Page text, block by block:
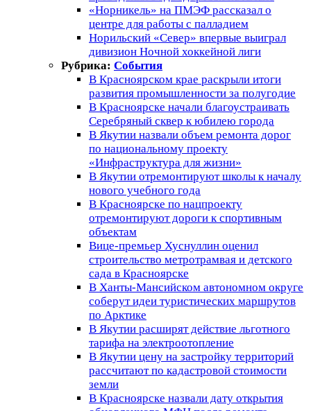
«Норникель» на ПМЭФ рассказал о
центре для работы с палладием
Норильский «Север» впервые выиграл
дивизион Ночной хоккейной лиги
Рубрика: События
В Красноярском крае раскрыли итоги
развития промышленности за полугодие
В Красноярске начали благоустраивать
Серебряный сквер к юбилею города
В Якутии назвали объем ремонта дорог
по национальному проекту
«Инфраструктура для жизни»
В Якутии отремонтируют школы к началу
нового учебного года
В Красноярске по нацпроекту
отремонтируют дороги к спортивным
объектам
Вице-премьер Хуснуллин оценил
строительство метротрамвая и детского
сада в Красноярске
В Ханты-Мансийском автономном округе
соберут идеи туристических маршрутов
по Арктике
В Якутии расширят действие льготного
тарифа на электроотопление
В Якутии цену на застройку территорий
рассчитают по кадастровой стоимости
земли
В Красноярске назвали дату открытия